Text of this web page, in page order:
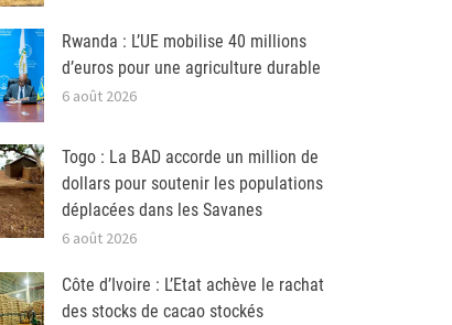
Rwanda : L’UE mobilise 40 millions
d’euros pour une agriculture durable
6 août 2026
Togo : La BAD accorde un million de
dollars pour soutenir les populations
déplacées dans les Savanes
6 août 2026
Côte d’Ivoire : L’Etat achève le rachat
des stocks de cacao stockés